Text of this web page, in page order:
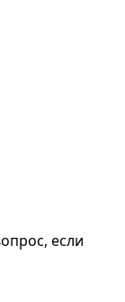
если